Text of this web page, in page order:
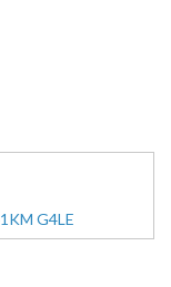
G4LE